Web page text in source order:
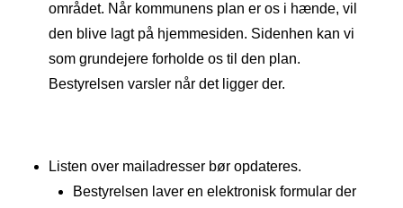
området. Når kommunens plan er os i hænde, vil
den blive lagt på hjemmesiden. Sidenhen kan vi
som grundejere forholde os til den plan.
Bestyrelsen varsler når det ligger der.
Listen over mailadresser bør opdateres.
Bestyrelsen laver en elektronisk formular der